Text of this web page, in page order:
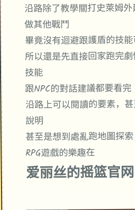
沿路除了教學關打史萊姆
做其他戰鬥
畢竟沒有迴避跟護盾的技
所以還是先直接回家跑完
技能
跟NPC的對話建議都要看完
沿路上可以閱讀的要素，
說明
甚至是想到處亂跑地圖探
RPG遊戲的樂趣在
爱丽丝的摇篮官网